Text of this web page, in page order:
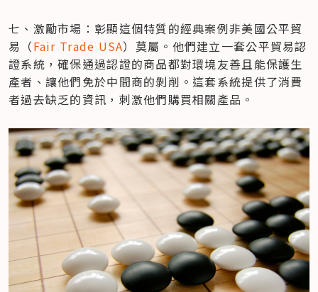
七、激勵市場：彰顯這個特質的經典案例非美國公平貿
易（Fair Trade USA）莫屬。他們建立一套公平貿易認
證系統，確保通過認證的商品都對環境友善且能保護生
產者、讓他們免於中間商的剝削。這套系統提供了消費
者過去缺乏的資訊，刺激他們購買相關產品。